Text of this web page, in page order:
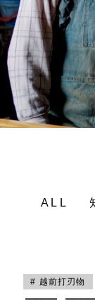
ALL
# 越前打刃物